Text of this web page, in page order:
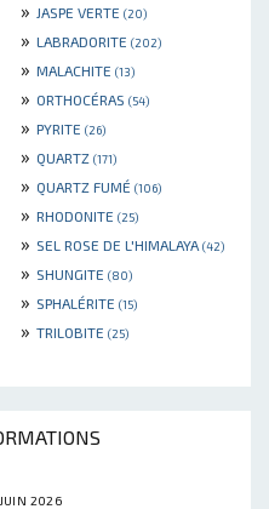
» JASPE VERTE (20)
» LABRADORITE (202)
» MALACHITE (13)
» ORTHOCÉRAS (54)
» PYRITE (26)
» QUARTZ (171)
» QUARTZ FUMÉ (106)
» RHODONITE (25)
» SEL ROSE DE L'HIMALAYA (42)
» SHUNGITE (80)
» SPHALÉRITE (15)
» TRILOBITE (25)
2026